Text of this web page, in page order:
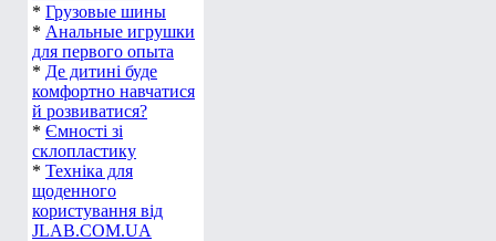
* Грузовые шины
* Анальные игрушки
для первого опыта
* Де дитині буде
комфортно навчатися
й розвиватися?
* Ємності зі
склопластику
* Техніка для
щоденного
користування від
JLAB.COM.UA